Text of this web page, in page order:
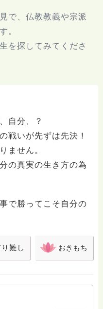
で、仏教教義や宗派
。
を探してみてくださ
自分、？
戦いが先ずは先決！
ません。
の真実の生き方の為
で勝ってこそ自分の
難し おきもち